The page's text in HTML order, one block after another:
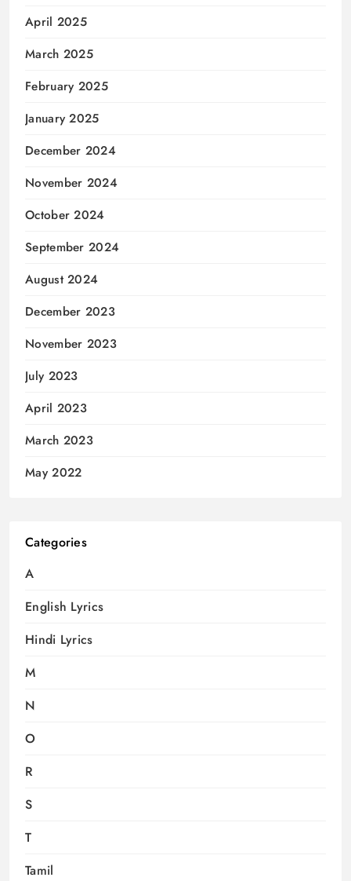
April 2025
March 2025
February 2025
January 2025
December 2024
November 2024
October 2024
September 2024
August 2024
December 2023
November 2023
July 2023
April 2023
March 2023
May 2022
Categories
A
English Lyrics
Hindi Lyrics
M
N
O
R
S
T
Tamil